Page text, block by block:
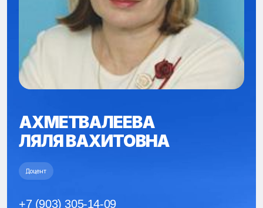
АХМЕТВАЛЕЕВА
ЛЯЛЯ ВАХИТОВНА
Доцент
+7 (903) 305-14-09